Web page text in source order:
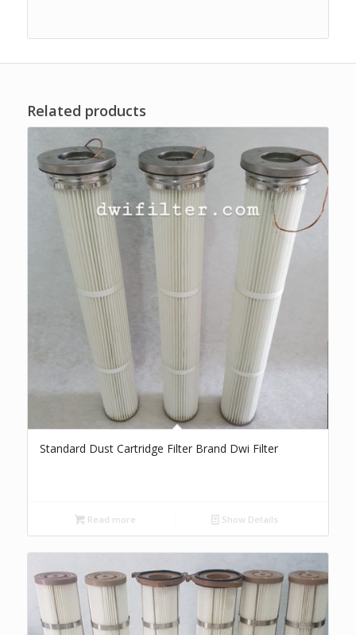
Related products
Standard Dust Cartridge Filter Brand Dwi Filter
Read more Show Details